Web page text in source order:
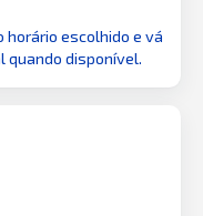
horário escolhido e vá
quando disponível.